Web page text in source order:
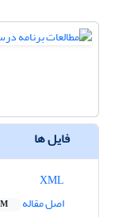
فایل ها
اصل مقاله